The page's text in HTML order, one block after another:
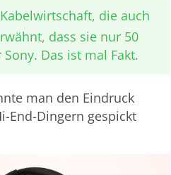
die auch
dass sie nur 50
Das ist mal Fakt.
man den Eindruck
End-Dingern gespickt